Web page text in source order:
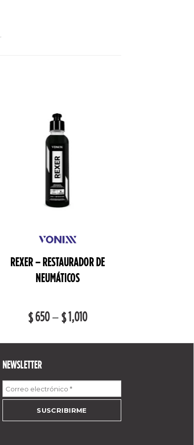
REXER – RESTAURADOR DE
NEUMÁTICOS
$650–$1,010
NEWSLETTER